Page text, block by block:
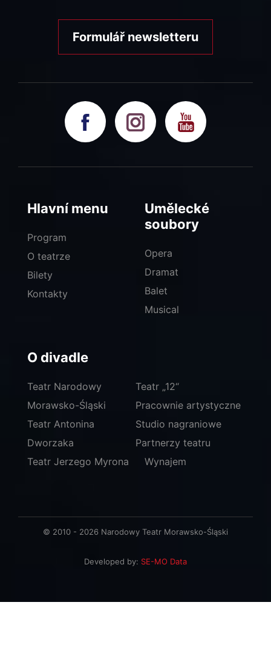
Formulář newsletteru
Hlavní menu
Program
O teatrze
Bilety
Kontakty
Umělecké
soubory
Opera
Dramat
Balet
Musical
O divadle
Teatr Narodowy
Morawsko-Śląski
Teatr Antonina
Dworzaka
Teatr Jerzego Myrona
Teatr „12“
Pracownie artystyczne
Studio nagraniowe
Partnerzy teatru
Wynajem
© 2010 - 2026 Narodowy Teatr Morawsko-Śląski
Developed by: SE-MO Data